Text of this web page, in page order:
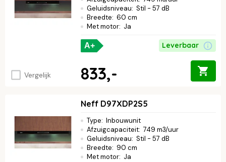
Vergelijk
Geluidsniveau: Stil - 57 dB
Breedte: 60 cm
Met motor: Ja
A+ Leverbaar
833,-
Neff D97XDP2S5
Type: Inbouwunit
Afzuigcapaciteit: 749 m3/uur
Geluidsniveau: Stil - 57 dB
Breedte: 90 cm
Met motor: Ja